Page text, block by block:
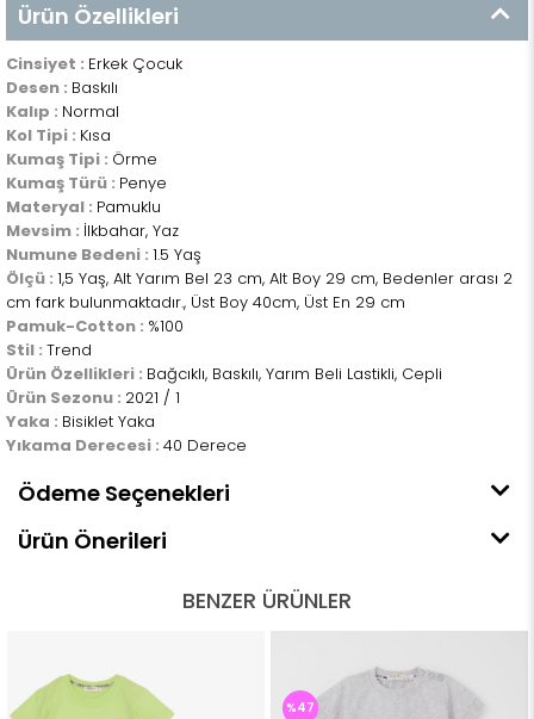
Ürün Özellikleri
Cinsiyet : Erkek Çocuk
Desen : Baskılı
Kalıp : Normal
Kol Tipi : Kısa
Kumaş Tipi : Örme
Kumaş Türü : Penye
Materyal : Pamuklu
Mevsim : İlkbahar, Yaz
Numune Bedeni : 1.5 Yaş
Ölçü : 1,5 Yaş, Alt Yarım Bel 23 cm, Alt Boy 29 cm, Bedenler arası 2
cm fark bulunmaktadır., Üst Boy 40cm, Üst En 29 cm
Pamuk-Cotton : %100
Stil : Trend
Ürün Özellikleri : Bağcıklı, Baskılı, Yarım Beli Lastikli, Cepli
Ürün Sezonu : 2021 / 1
Yaka : Bisiklet Yaka
Yıkama Derecesi : 40 Derece
Ödeme Seçenekleri
Ürün Önerileri
BENZER ÜRÜNLER
%47